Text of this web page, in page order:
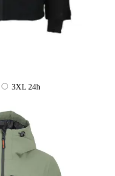
3XL 24h